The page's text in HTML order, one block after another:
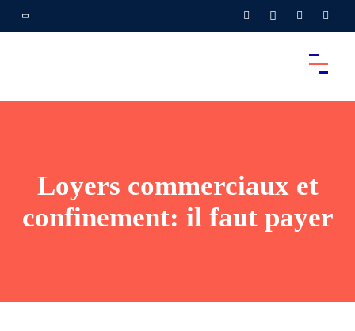
Loyers commerciaux et
confinement: il faut payer